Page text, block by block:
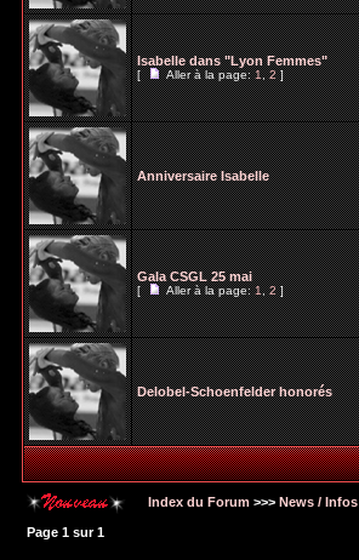
Isabelle dans "Lyon Femmes"
[ Aller à la page:1,2]
Anniversaire Isabelle
Gala CSGL 25 mai
[ Aller à la page:1,2]
Delobel-Schoenfelder honorés
Index du Forum >>> News / Infos
Page 1 sur1